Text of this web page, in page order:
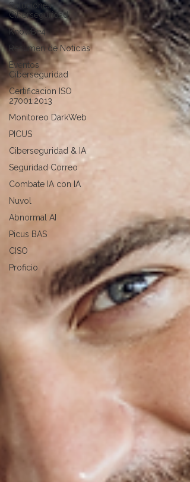
Soluciones
Ciberseguridad
KnowBe4
Resumen de Noticias
Eventos
Ciberseguridad
Certificacion ISO
27001:2013
Monitoreo DarkWeb
PICUS
Ciberseguridad & IA
Seguridad Correo
Combate IA con IA
Nuvol
Abnormal AI
Picus BAS
CISO
Proficio